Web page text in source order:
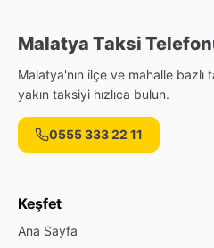
Malatya Taksi
Malatya'nın ilçe ve mahalle bazlı
yakın taksiyi hızlıca bulun.
0555 333 22 11
Keşfet
Ana Sayfa